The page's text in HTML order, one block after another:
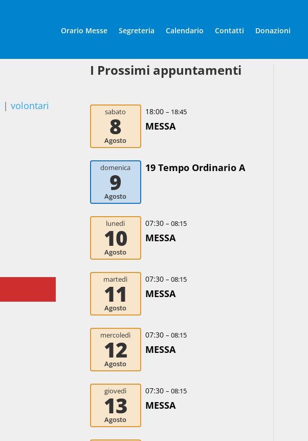
Orario Messe Segreteria Calendario Contatti Donazioni
|volontari
I Prossimi appuntamenti
sabato
8
Agosto
18:00 – 18:45
MESSA
domenica
9
Agosto
19 Tempo Ordinario A
lunedì
10
Agosto
07:30 – 08:15
MESSA
martedì
11
Agosto
07:30 – 08:15
MESSA
mercoledì
12
Agosto
07:30 – 08:15
MESSA
giovedì
13
Agosto
07:30 – 08:15
MESSA